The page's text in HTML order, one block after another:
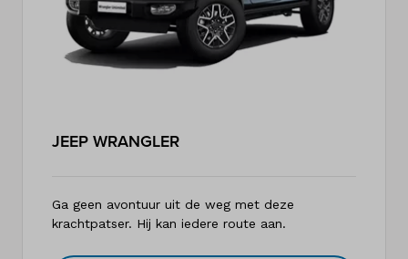
JEEP WRANGLER
Ga geen avontuur uit de weg met deze
krachtpatser. Hij kan iedere route aan.